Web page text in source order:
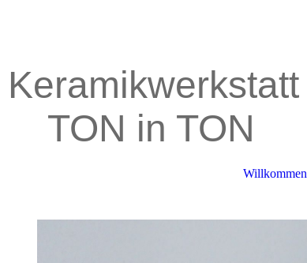
Keramikwerkstatt
TON in TON
Willkommen